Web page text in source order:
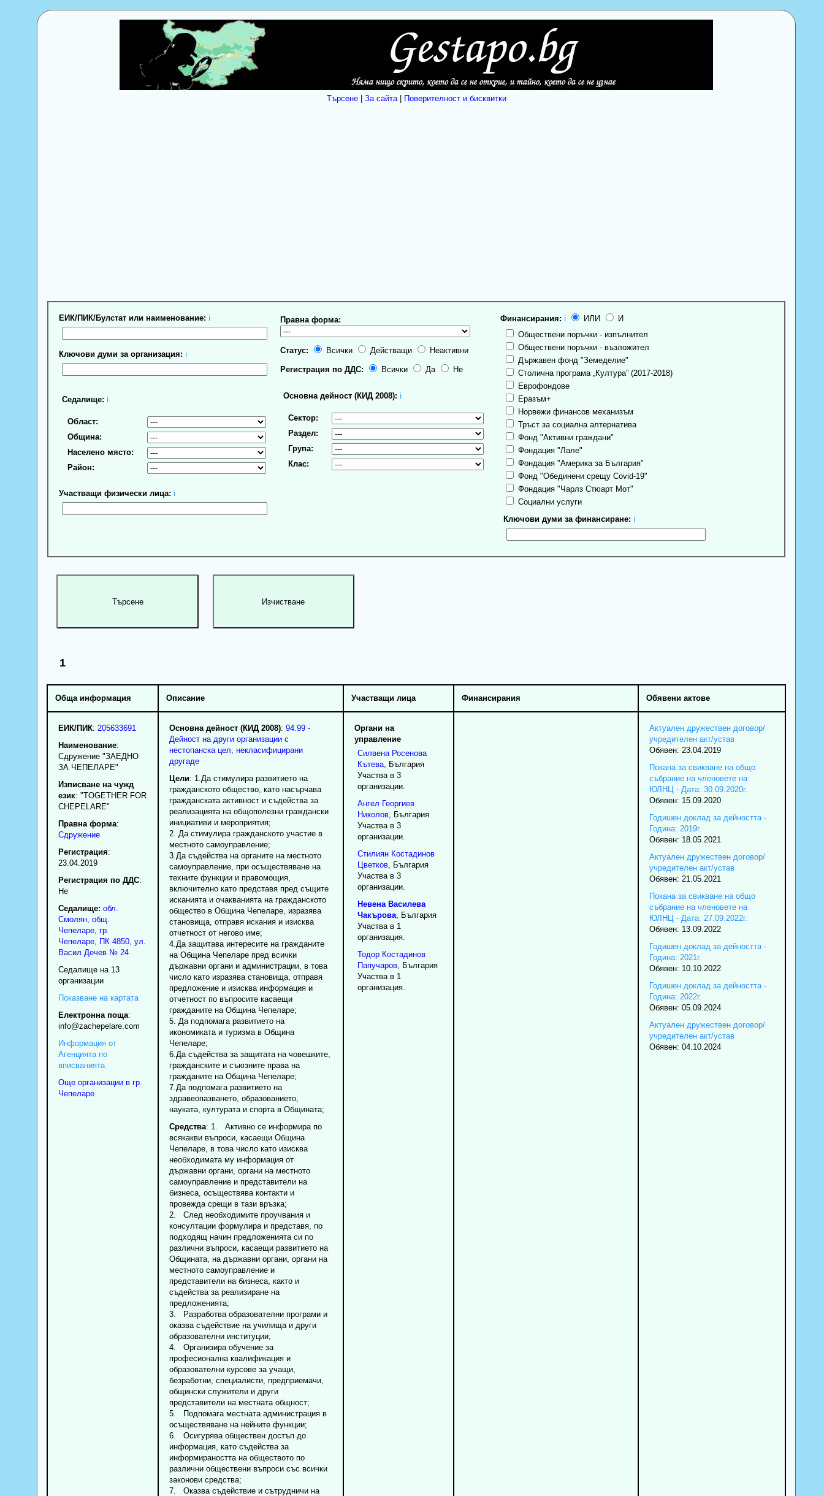
Търсене| За сайта| Поверителност и бисквитки
ЕИК/ПИК/Булстат или наименование: ℹ
Ключови думи за организация: ℹ
Седалище: ℹ
Област:
Община:
Населено място:
Район:
Участващи физически лица: ℹ
Правна форма:
Статус: Всички Действащи Неактивни
Регистрация по ДДС: Всички Да Не
Основна дейност (КИД 2008): ℹ
Сектор:
Раздел:
Група:
Клас:
Финансирания: ℹ ИЛИ
И
Обществени поръчки - изпълнител
Обществени поръчки - възложител
Държавен фонд "Земеделие"
Столична програма „Култура” (2017-2018)
Еврофондове
Еразъм+
Норвежи финансов механизъм
Тръст за социална алтернатива
Фонд "Активни граждани"
Фондация "Лале"
Фондация "Америка за България"
Фонд "Обединени срещу Covid-19"
Фондация "Чарлз Стюарт Мот"
Социални услуги
Ключови думи за финансиране: ℹ
1
Обща информация Описание Участващи лица Финансирания Обявени актове
ЕИК/ПИК: 205633691
Наименование:
Сдружение "ЗАЕДНО
ЗА ЧЕПЕЛАРЕ"
Изписване на чужд
език: "TOGETHER FOR
CHEPELARE"
Правна форма:
Сдружение
Регистрация:
23.04.2019
Регистрация по ДДС:
Нe
Седалище: обл.
Смолян, общ.
Чепеларе, гр.
Чепеларе, ПК 4850, ул.
Васил Дечев № 24
Седалище на 13
организации
Показване на картата
Електронна поща:
info@zachepelare.com
Информация от
Агенцията по
вписванията
Още организации в гр.
Чепеларе
Основна дейност (КИД 2008): 94.99 -
Дейност на други организации с
нестопанска цел, некласифицирани
другаде
Цели: 1.Да стимулира развитието на
гражданското общество, като насърчава
гражданската активност и съдейства за
реализацията на общополезни граждански
инициативи и мероприятия;
2. Да стимулира гражданското участие в
местното самоуправление;
3.Да съдейства на органите на местното
самоуправление, при осъществяване на
техните функции и правомощия,
включително като представя пред същите
исканията и очакванията на гражданското
общество в Община Чепеларе, изразява
становища, отправя искания и изисква
отчетност от негово име;
4.Да защитава интересите на гражданите
на Община Чепеларе пред всички
държавни органи и администрации, в това
число като изразява становища, отправя
предложение и изисква информация и
отчетност по въпросите касаещи
гражданите на Община Чепеларе;
5. Да подпомага развитието на
икономиката и туризма в Община
Чепеларе;
6.Да съдейства за защитата на човешките,
гражданските и съюзните права на
гражданите на Община Чепеларе;
7.Да подпомага развитието на
здравеопазването, образованието,
науката, културата и спорта в Общината;
Средства: 1. Активно се информира по
всякакви въпроси, касаещи Община
Чепеларе, в това число като изисква
необходимата му информация от
държавни органи, органи на местното
самоуправление и представители на
бизнеса, осъществява контакти и
провежда срещи в тази връзка;
2. След необходимите проучвания и
консултации формулира и представя, по
подходящ начин предложенията си по
различни въпроси, касаещи развитието на
Общината, на държавни органи, органи на
местното самоуправление и
представители на бизнеса, както и
съдейства за реализиране на
предложенията;
3. Разработва образователни програми и
оказва съдействие на училища и други
образователни институции;
4. Организира обучение за
професионална квалификация и
образователни курсове за учащи,
безработни, специалисти, предприемачи,
общински служители и други
представители на местната общност;
5. Подпомага местната администрация в
осъществяване на нейните функции;
6. Осигурява обществен достъп до
информация, като съдейства за
информираността на обществото по
различни обществени въпроси със всички
законови средства;
7. Оказва съдействие и сътрудничи на
Органи на
управление
Силвена Росенова
Кътева, България
Участва в 3
организации.
Ангел Георгиев
Николов, България
Участва в 3
организации.
Стилиян Костадинов
Цветков, България
Участва в 3
организации.
Невена Василева
Чакърова, България
Участва в 1
организация.
Тодор Костадинов
Папучаров, България
Участва в 1
организация.
Актуален дружествен договор/
учредителен акт/устав
Обявен: 23.04.2019
Покана за свикване на общо
събрание на членовете на
ЮЛНЦ - Дата: 30.09.2020г.
Обявен: 15.09.2020
Годишен доклад за дейността -
Година: 2019г.
Обявен: 18.05.2021
Актуален дружествен договор/
учредителен акт/устав
Обявен: 21.05.2021
Покана за свикване на общо
събрание на членовете на
ЮЛНЦ - Дата: 27.09.2022г.
Обявен: 13.09.2022
Годишен доклад за дейността -
Година: 2021г.
Обявен: 10.10.2022
Годишен доклад за дейността -
Година: 2022г.
Обявен: 05.09.2024
Актуален дружествен договор/
учредителен акт/устав
Обявен: 04.10.2024